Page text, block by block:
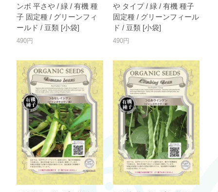
ンボ 平さや / 緑 / 有機 種
子 固定種 / グリーンフィ
ールド / 豆類 [小袋]
490円
や タイプ / 緑 / 有機 種子
固定種 / グリーンフィール
ド / 豆類 [小袋]
490円